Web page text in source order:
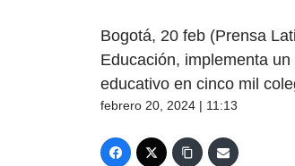
Bogotá, 20 feb (Prensa
Educación, implementa
educativo en cinco mil
febrero 20, 2024 | 11:13